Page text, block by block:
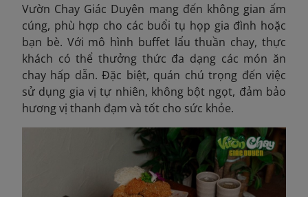
Vườn Chay Giác Duyên mang đến không gian ấm
cúng, phù hợp cho các buổi tụ họp gia đình hoặc
bạn bè. Với mô hình buffet lẩu thuần chay, thực
khách có thể thưởng thức đa dạng các món ăn
chay hấp dẫn. Đặc biệt, quán chú trọng đến việc
sử dụng gia vị tự nhiên, không bột ngọt, đảm bảo
hương vị thanh đạm và tốt cho sức khỏe.